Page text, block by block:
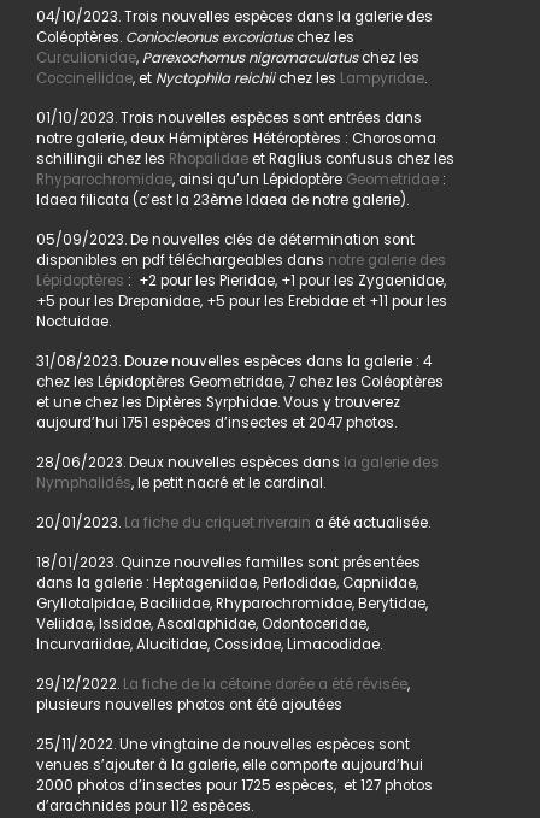
04/10/2023. Trois nouvelles espèces dans la galerie des
Coléoptères. Coniocleonus excoriatuschez les
Curculionidae, Parexochomus nigromaculatuschez les
Coccinellidae, et Nyctophila reichiichez les Lampyridae.
01/10/2023. Trois nouvelles espèces sont entrées dans
notre galerie, deux Hémiptères Hétéroptères : Chorosoma
schillingii chez les Rhopalidaeet Raglius confusus chez les
Rhyparochromidae, ainsi qu’un Lépidoptère Geometridae:
Idaea filicata (c’est la 23ème Idaea de notre galerie).
05/09/2023. De nouvelles clés de détermination sont
disponibles en pdf téléchargeables dans notre galerie des
Lépidoptères : +2 pour les Pieridae, +1 pour les Zygaenidae,
+5 pour les Drepanidae, +5 pour les Erebidae et +11 pour les
Noctuidae.
31/08/2023. Douze nouvelles espèces dans la galerie : 4
chez les Lépidoptères Geometridae, 7 chez les Coléoptères
et une chez les Diptères Syrphidae. Vous y trouverez
aujourd’hui 1751 espèces d’insectes et 2047 photos.
28/06/2023. Deux nouvelles espèces dans la galerie des
Nymphalidés, le petit nacré et le cardinal.
20/01/2023. La fiche du criquet riverain a été actualisée.
18/01/2023. Quinze nouvelles familles sont présentées
dans la galerie : Heptageniidae, Perlodidae, Capniidae,
Gryllotalpidae, Baciliidae, Rhyparochromidae, Berytidae,
Veliidae, Issidae, Ascalaphidae, Odontoceridae,
Incurvariidae, Alucitidae, Cossidae, Limacodidae.
29/12/2022. La fiche de la cétoine dorée a été révisée,
plusieurs nouvelles photos ont été ajoutées
25/11/2022. Une vingtaine de nouvelles espèces sont
venues s’ajouter à la galerie, elle comporte aujourd’hui
2000 photos d’insectes pour 1725 espèces, et 127 photos
d’arachnides pour 112 espèces.